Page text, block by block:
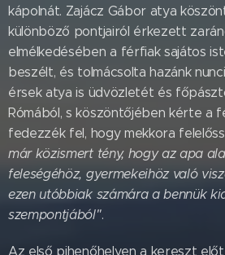
kápolnát. Zajácz Gábor atya
különböző pontjairól érkezett
elmélkedésében a férfiak sajátos
beszélt, és tolmácsolta hazánk
érsek atya is üdvözletét és
Rómából, s köszöntőjében kérte a
fedezzék fel, hogy mekkora
már közismert tény, hogy az apa
feleségéhöz, gyermekeihöz való
ezen utóbbiak számára a bennük
szempontjából".
Az első pihenőhelyen a kereszt